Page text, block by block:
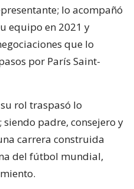
lo acompañó
equipo en 2021 y
que lo
por París Saint-
rol traspasó lo
padre, consejero y
carrera construida
del fútbol mundial,